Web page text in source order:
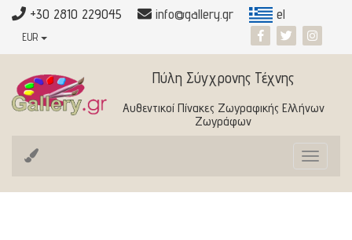
+30 2810 229045 info@gallery.gr el
EUR
Πύλη Σύγχρονης Τέχνης
Αυθεντικοί Πίνακες Ζωγραφικής Ελλήνων
Ζωγράφων
Toggle